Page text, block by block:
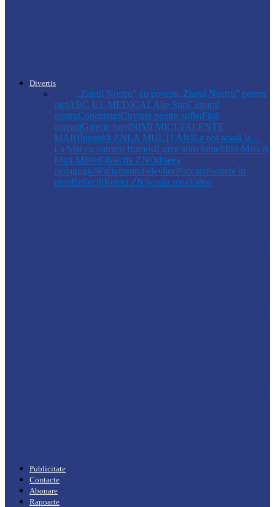
Divertis
,,Ziarul Nostru” cu povești„Ziarul Nostru” pentru
piciABC-UL MEDICALAlte ȘtiriCititorul
nostruConcursuriCuvinte pentru sufletFără
cravatăGalerie fotoINIMI MICI,TALENTE
MARIÎntreabă ZNLA MULŢI ANILa noi acasă la…
La Sfat cu oameni frumoșiLume soro lumeMini-Miss &
Mini-MisterObiectiv ZNOdiseea
pedagogicăParlamentul elevilorPodcastPortrete în
timpReflecțiiReteta ZNȘcoala meaVideo
Publicitate
Contacte
Abonare
Rapoarte